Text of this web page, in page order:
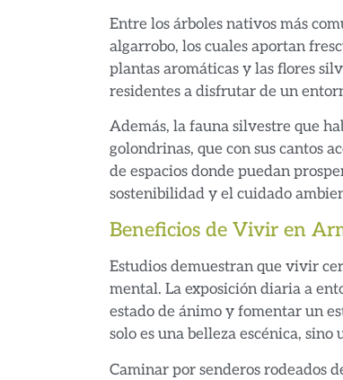
Entre los árboles nativos más
algarrobo, los cuales aportan
plantas aromáticas y las flores
residentes a disfrutar de un
Además, la fauna silvestre que
golondrinas, que con sus cantos
de espacios donde puedan
sostenibilidad y el cuidado
Beneficios de Vivir en
Estudios demuestran que vivir
mental. La exposición diaria a
estado de ánimo y fomentar un
solo es una belleza escénica,
Caminar por senderos rodeados